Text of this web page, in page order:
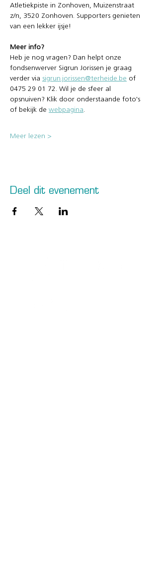
Atletiekpiste in Zonhoven, Muizenstraat
z/n, 3520 Zonhoven. Supporters genieten
van een lekker ijsje!
Meer info?
Heb je nog vragen? Dan helpt onze
fondsenwerver Sigrun Jorissen je graag
verder via sigrun.jorissen@terheide.be of
0475 29 01 72. Wil je de sfeer al
opsnuiven? Klik door onderstaande foto's
of bekijk de webpagina.
Meer lezen >
Deel dit evenement